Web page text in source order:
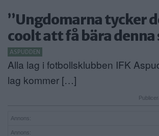
”Ungdomarna tycker
coolt att få bära denna
ASPUDDEN
Alla lag i fotbollsklubben IFK
lag kommer […]
Annons:
Annons: